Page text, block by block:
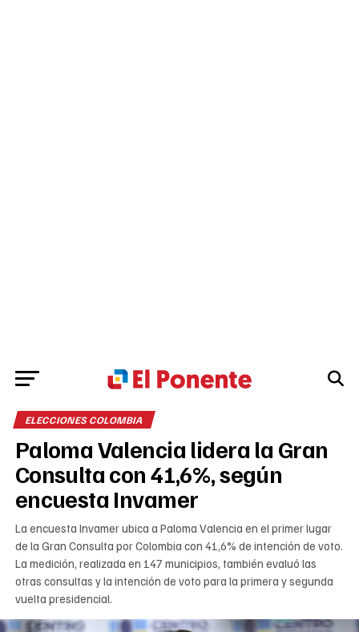
ELECCIONES COLOMBIA
Paloma Valencia lidera la Gran
Consulta con 41,6%, según
encuesta Invamer
La encuesta Invamer ubica a Paloma Valencia en el primer lugar
de la Gran Consulta por Colombia con 41,6% de intención de voto.
La medición, realizada en 147 municipios, también evaluó las
otras consultas y la intención de voto para la primera y segunda
vuelta presidencial.